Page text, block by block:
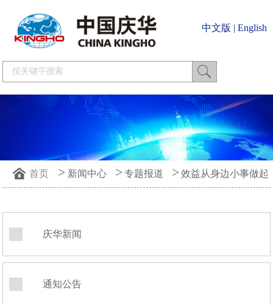
中文版 | English
首页 > 新闻中心 > 专题报道 > 效益从身边小事做起
庆华新闻
通知公告